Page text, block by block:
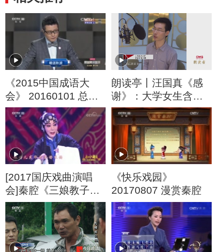
《2015中国成语大
会》 20160101 总决
赛 第七场
朗读亭丨汪国真《感
谢》：大学女生含泪
倾诉心中遗憾
[2017国庆戏曲演唱
会]秦腔《三娘教子》
选段 表演：齐爱云
《快乐戏园》
20170807 漫赏秦腔